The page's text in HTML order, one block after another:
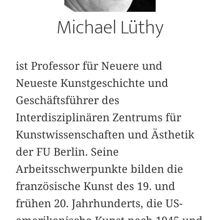
Michael Lüthy
ist Professor für Neuere und
Neueste Kunstgeschichte und
Geschäftsführer des
Interdisziplinären Zentrums für
Kunstwissenschaften und Ästhetik
der FU Berlin. Seine
Arbeitsschwerpunkte bilden die
französische Kunst des 19. und
frühen 20. Jahrhunderts, die US-